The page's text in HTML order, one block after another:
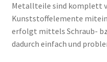
Metallteile sind komplett
Kunststoffelemente
erfolgt mittels Schraub-
dadurch einfach und